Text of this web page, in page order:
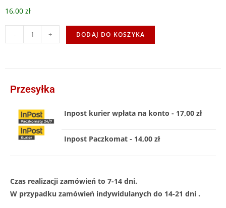
16,00 zł
- + DODAJ DO KOSZYKA
Przesyłka
Inpost kurier wpłata na konto - 17,00 zł
Inpost Paczkomat - 14,00 zł
Czas realizacji zamówień to 7-14 dni.
W przypadku zamówień indywidulanych do 14-21 dni .